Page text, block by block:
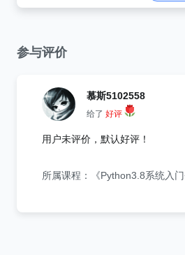
参与评价
慕斯5102558
给了 好评
用户未评价，默认好评！
所属课程：《Python3.8系统入